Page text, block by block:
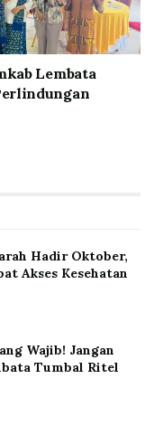
Lembata
Hadir Oktober,
Akses Kesehatan
Wajib! Jangan
Tumbal Ritel